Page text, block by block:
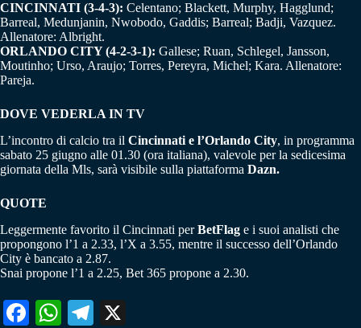
CINCINNATI (3-4-3): Celentano; Blackett, Murphy, Hagglund;
Barreal, Medunjanin, Nwobodo, Gaddis; Barreal; Badji, Vazquez.
Allenatore: Albright.
ORLANDO CITY (4-2-3-1): Gallese; Ruan, Schlegel, Jansson,
Moutinho; Urso, Araujo; Torres, Pereyra, Michel; Kara. Allenatore:
Pareja.
DOVE VEDERLA IN TV
L’incontro di calcio tra il Cincinnati e l’Orlando City, in programma
sabato 25 giugno alle 01.30 (ora italiana), valevole per la sedicesima
giornata della Mls, sarà visibile sulla piattaforma Dazn.
QUOTE
Leggermente favorito il Cincinnati perBetFlag e i suoi analisti che
propongono l’1 a 2.33, l’X a 3.55, mentre il successo dell’Orlando
City è bancato a 2.87.
Snai propone l’1 a 2.25, Bet 365 propone a 2.30.
Fa W
Te